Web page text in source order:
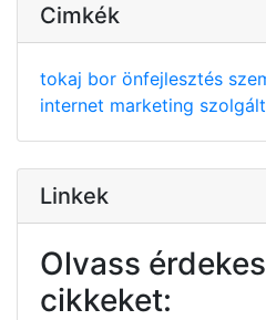
Cimkék
tokaj bor önfejlesztés
internet marketing
Linkek
Olvass
cikkeket: